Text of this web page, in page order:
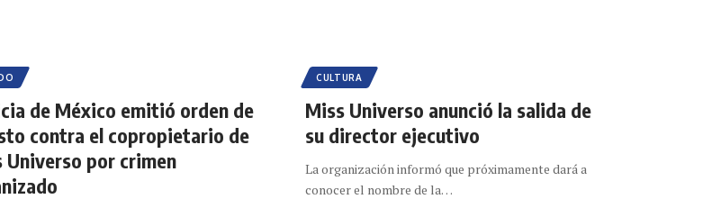
de México emitió orden de
contra el copropietario de
Universo por crimen
CULTURA
Miss Universo anunció la salida de
su director ejecutivo
La organización informó que próximamente dará a
conocer el nombre de la…